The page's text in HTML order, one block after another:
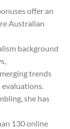
offer an
Australian
background
trends
evaluations.
she has
130 online